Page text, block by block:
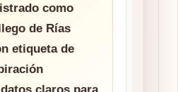
como
de Rías
etiqueta de
claros para